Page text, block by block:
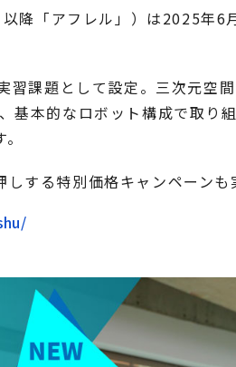
降「アフレル」）は2025年6
課題として設定。三次元空
基本的なロボット構成で取り
する特別価格キャンペーンも